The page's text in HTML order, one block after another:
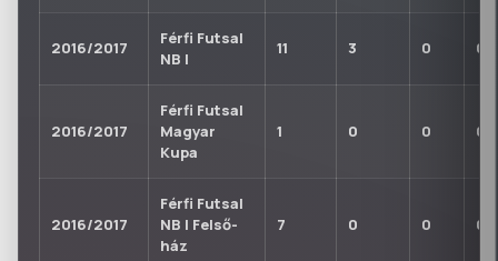
2016/2017
Férfi Futsal
NB I
11 3 0 0
2016/2017
Férfi Futsal
Magyar
Kupa
1 0 0 0
2016/2017
Férfi Futsal
NB I Felső-
ház
7 0 0 0